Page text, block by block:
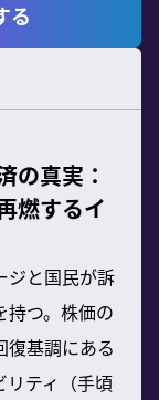
る
の真実：
燃するイ
ジと国民が訴
持つ。株価の
復基調にある
リティ（手頃